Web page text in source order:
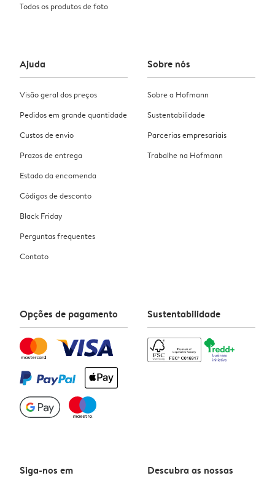
Todos os produtos de foto
Ajuda
Visão geral dos preços
Pedidos em grande quantidade
Custos de envio
Prazos de entrega
Estado da encomenda
Códigos de desconto
Black Friday
Perguntas frequentes
Contato
Sobre nós
Sobre a Hofmann
Sustentabilidade
Parcerias empresariais
Trabalhe na Hofmann
Opções de pagamento Sustentabilidade
Siga-nos em
Descubra as nossas